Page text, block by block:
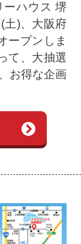
ーハウス 堺
土)、大阪府
ープンしま
て、大抽選
お得な企画